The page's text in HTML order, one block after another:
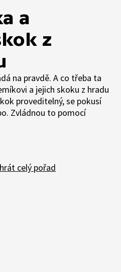
a
z
na pravdě. A co třeba ta
a jejich skoku z hradu
proveditelný, se pokusí
Zvládnou to pomocí
celý pořad